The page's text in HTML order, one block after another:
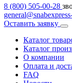
8 (800) 505-00-28
Оставить заявку
Каталог
Каталог
О компании
Оплата и
FAQ